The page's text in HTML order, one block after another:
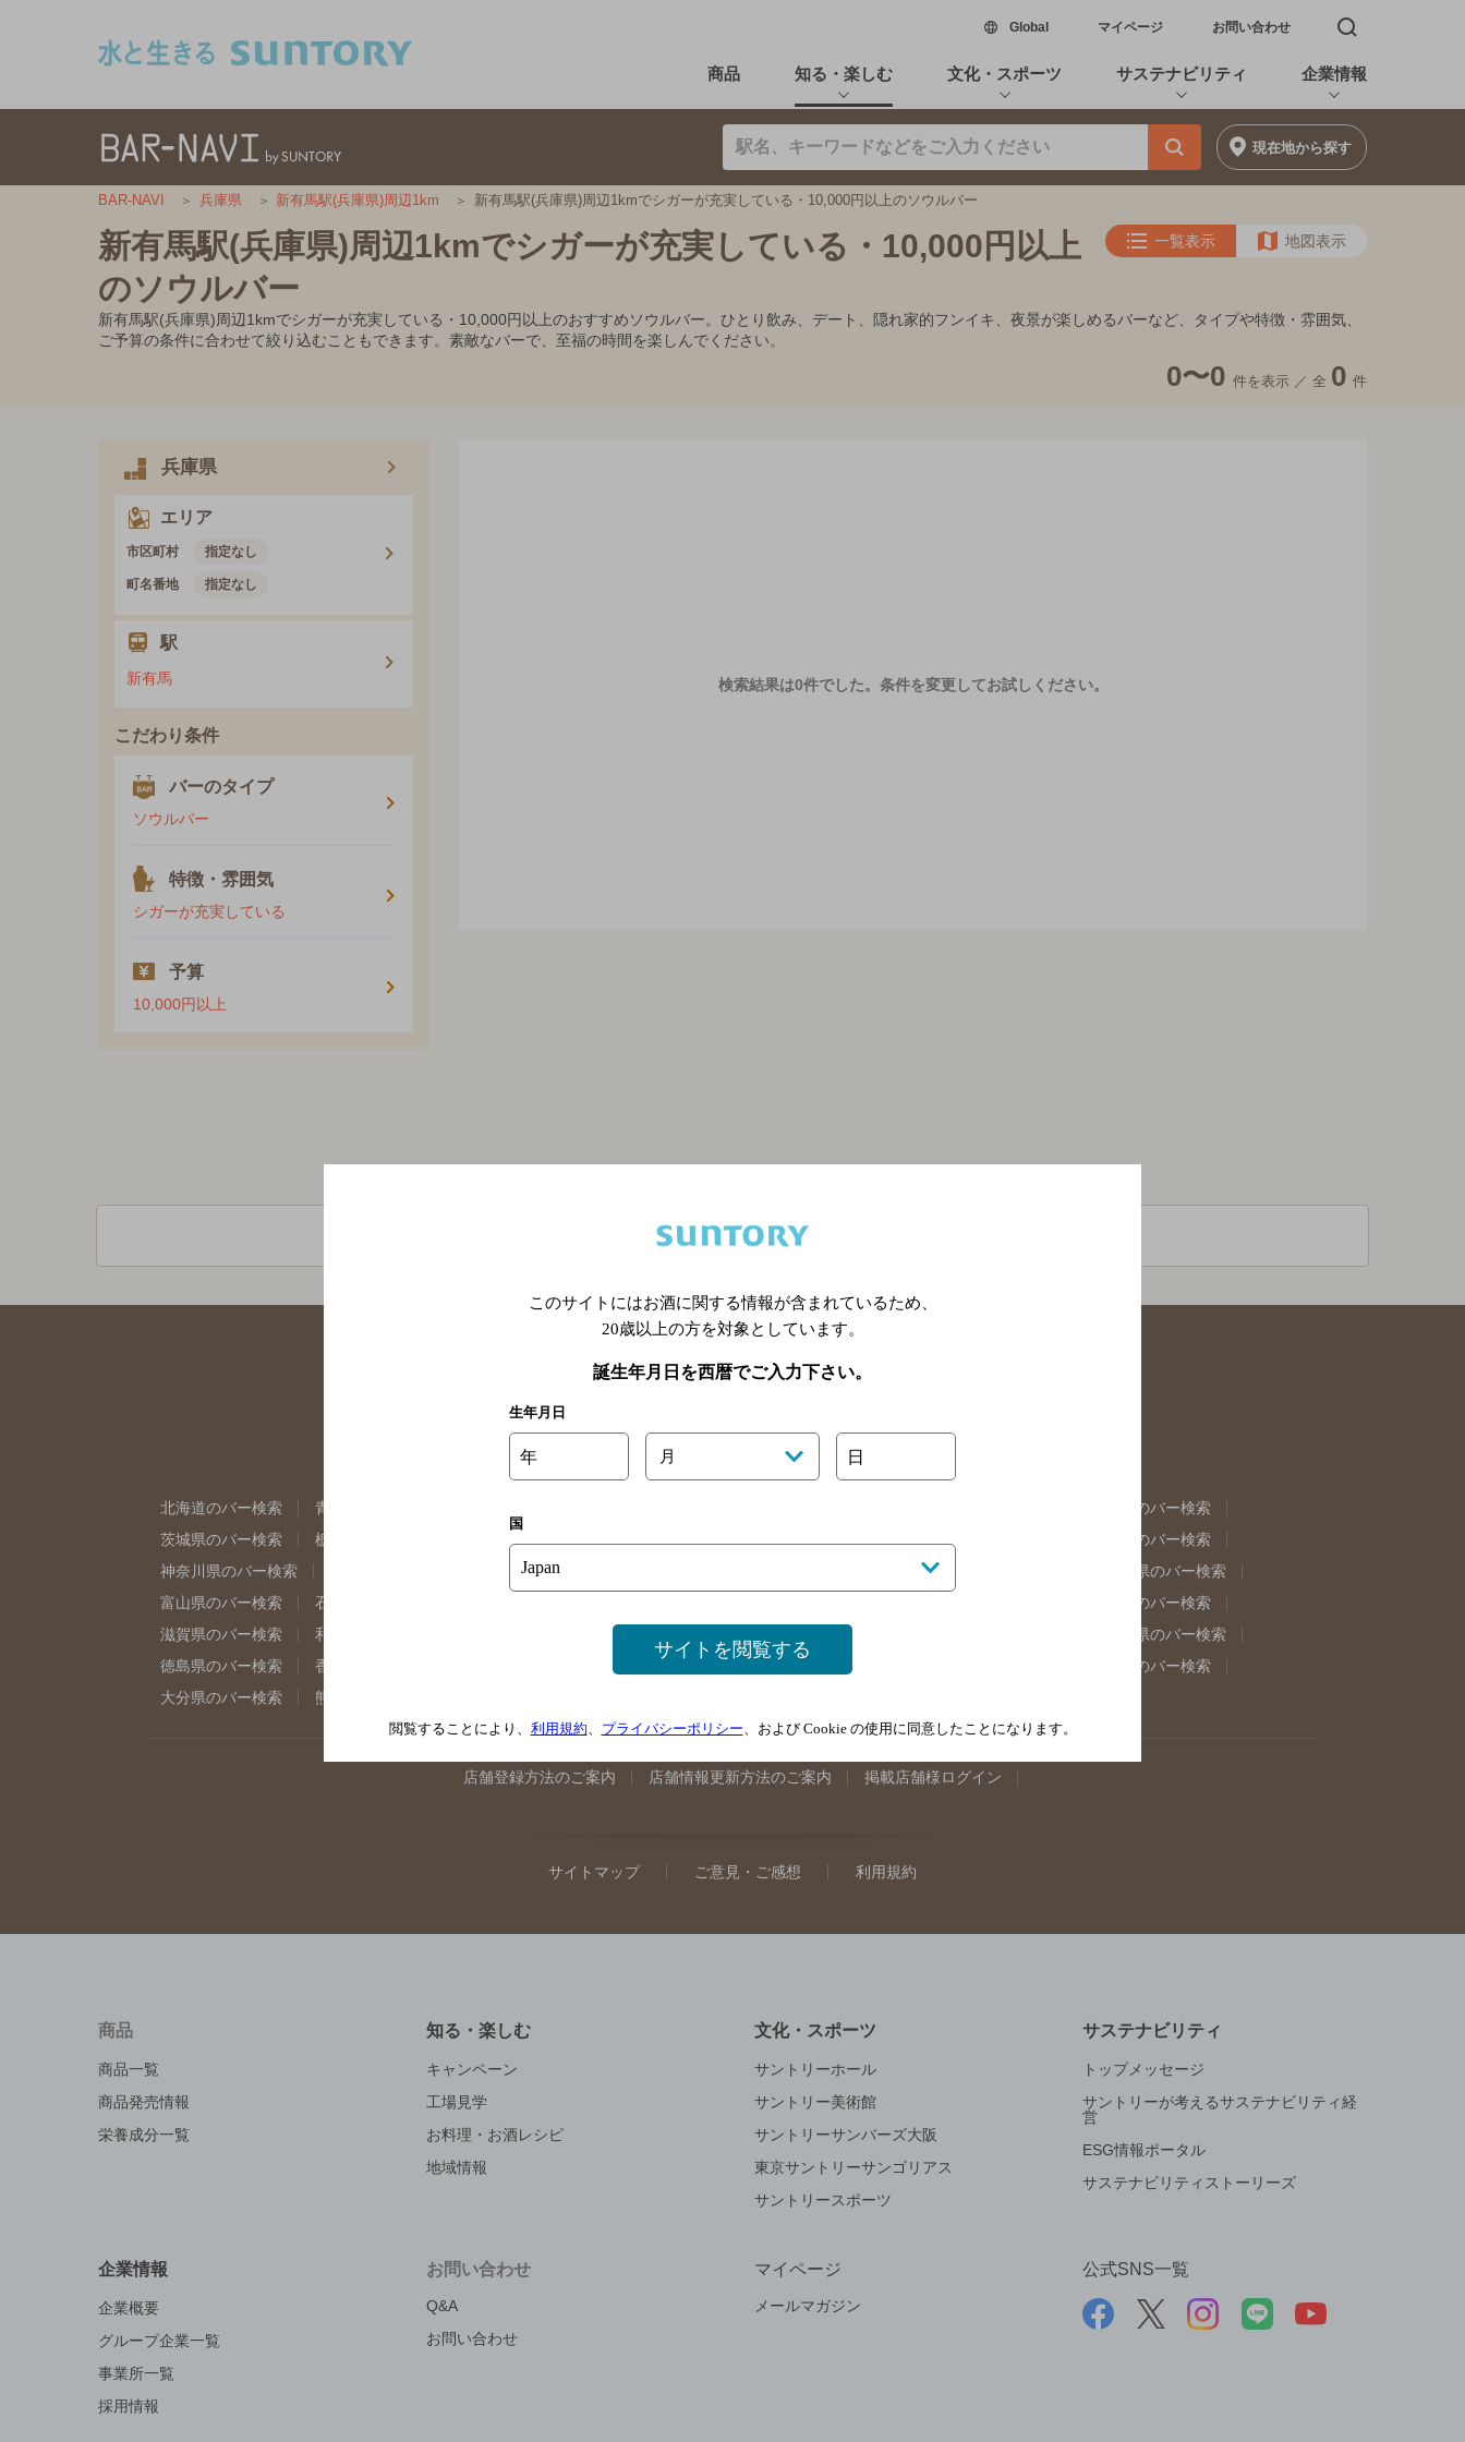
Global新しいウィンドウで開く
マイページ お問い合わせ 検索窓を開く
商品 知る・楽しむ 文化・スポーツ サステナビリティ 企業情報
現在地から探す
BAR-NAVI 兵庫県 新有馬駅(兵庫県)周辺1km 新有馬駅(兵庫県)周辺1kmでシガーが充実している・10,000円以上のソウルバー
新有馬駅(兵庫県)周辺1kmでシガーが充実している・10,000円以上
のソウルバー
一覧表示 地図表示
新有馬駅(兵庫県)周辺1kmでシガーが充実している・10,000円以上のおすすめソウルバー。ひとり飲み、デート、隠れ家的フンイキ、夜景が楽しめるバーなど、タイプや特徴・雰囲気、
ご予算の条件に合わせて絞り込むこともできます。素敵なバーで、至福の時間を楽しんでください。
0〜0 件を表示 ／ 全 0 件
兵庫県
エリア
市区町村 指定なし
町名番地 指定なし
駅
新有馬
こだわり条件
バーのタイプ
ソウルバー
特徴・雰囲気
シガーが充実している
予算
10,000円以上
検索結果は0件でした。 条件を変更してお試しください。
関連ページ
北海道のバー検索 青森県のバー検索
福島県のバー検索
茨城県のバー検索
栃木県のバー検索
東京都のバー検索
神奈川県のバー検索
埼玉県のバー検索
岐阜県のバー検索
富山県のバー検索
石川県のバー検索
奈良県のバー検索
滋賀県のバー検索
和歌山県のバー検索 山口県のバー検索
島根県のバー検索
徳島県のバー検索
香川県のバー検索
佐賀県のバー検索
大分県のバー検索
熊本県のバー検索
店舗登録方法のご案内 店舗情報更新方法のご案内 掲載店舗様ログイン
サイトマップ ご意見・ご感想 利用規約
商品
商品一覧
商品発売情報
栄養成分一覧
知る・楽しむ
キャンペーン
工場見学
お料理・お酒レシピ
地域情報
文化・スポーツ
サントリーホール
サントリー美術館
サントリーサンバーズ大阪
東京サントリーサンゴリアス
サントリースポーツ
サステナビリティ
トップメッセージ
サントリーが考えるサステナビリティ経
営
ESG情報ポータル
サステナビリティストーリーズ
企業情報
企業概要
グループ企業一覧
事業所一覧
採用情報
お問い合わせ
Q&A
お問い合わせ
マイページ
メールマガジン
公式SNS一覧
このサイトにはお酒に関する情報が含まれているため、
20歳以上の方を対象としています。
誕生年月日を西暦でご入力下さい。
生年月日
年 月 日
国
サイトを閲覧する
閲覧することにより、 利用規約、 プライバシーポリシー、および Cookie の使用に同意したことになります。